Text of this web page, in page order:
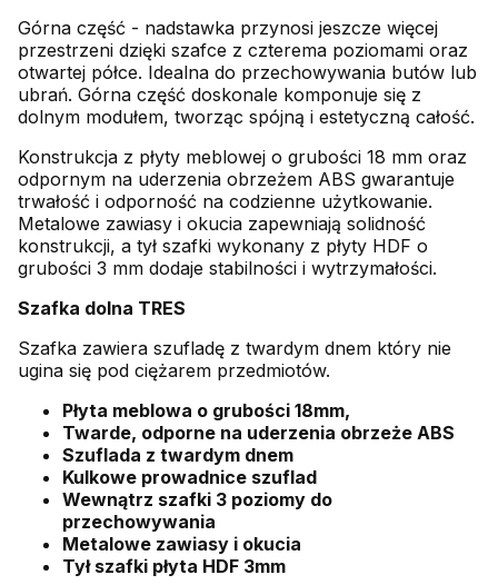
Górna część - nadstawka przynosi jeszcze więcej
przestrzeni dzięki szafce z czterema poziomami oraz
otwartej półce. Idealna do przechowywania butów lub
ubrań. Górna część doskonale komponuje się z
dolnym modułem, tworząc spójną i estetyczną całość.
Konstrukcja z płyty meblowej o grubości 18 mm oraz
odpornym na uderzenia obrzeżem ABS gwarantuje
trwałość i odporność na codzienne użytkowanie.
Metalowe zawiasy i okucia zapewniają solidność
konstrukcji, a tył szafki wykonany z płyty HDF o
grubości 3 mm dodaje stabilności i wytrzymałości.
Szafka dolna TRES
Szafka zawiera szufladę z twardym dnem który nie
ugina się pod ciężarem przedmiotów.
Płyta meblowa o grubości 18mm,
Twarde, odporne na uderzenia obrzeże ABS
Szuflada z twardym dnem
Kulkowe prowadnice szuflad
Wewnątrz szafki 3 poziomy do
przechowywania
Metalowe zawiasy i okucia
Tył szafki płyta HDF 3mm